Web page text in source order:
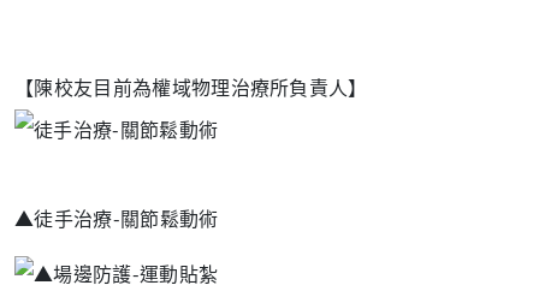
【陳校友目前為權域物理治療所負責人】
▲徒手治療-關節鬆動術